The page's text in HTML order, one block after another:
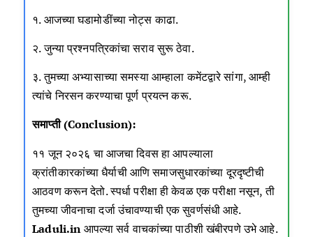
१. आजच्या घडामोडींच्या नोट्स काढा.
२. जुन्या प्रश्नपत्रिकांचा सराव सुरू ठेवा.
३. तुमच्या अभ्यासाच्या समस्या आम्हाला कमेंटद्वारे सांगा, आम्ही
त्यांचे निरसन करण्याचा पूर्ण प्रयत्न करू.
समाप्ती (Conclusion):
११ जून २०२६ चा आजचा दिवस हा आपल्याला
क्रांतीकारकांच्या धैर्याची आणि समाजसुधारकांच्या दूरदृष्टीची
आठवण करून देतो. स्पर्धा परीक्षा ही केवळ एक परीक्षा नसून, ती
तुमच्या जीवनाचा दर्जा उंचावण्याची एक सुवर्णसंधी आहे.
Laduli.inआपल्या सर्व वाचकांच्या पाठीशी खंबीरपणे उभे आहे.